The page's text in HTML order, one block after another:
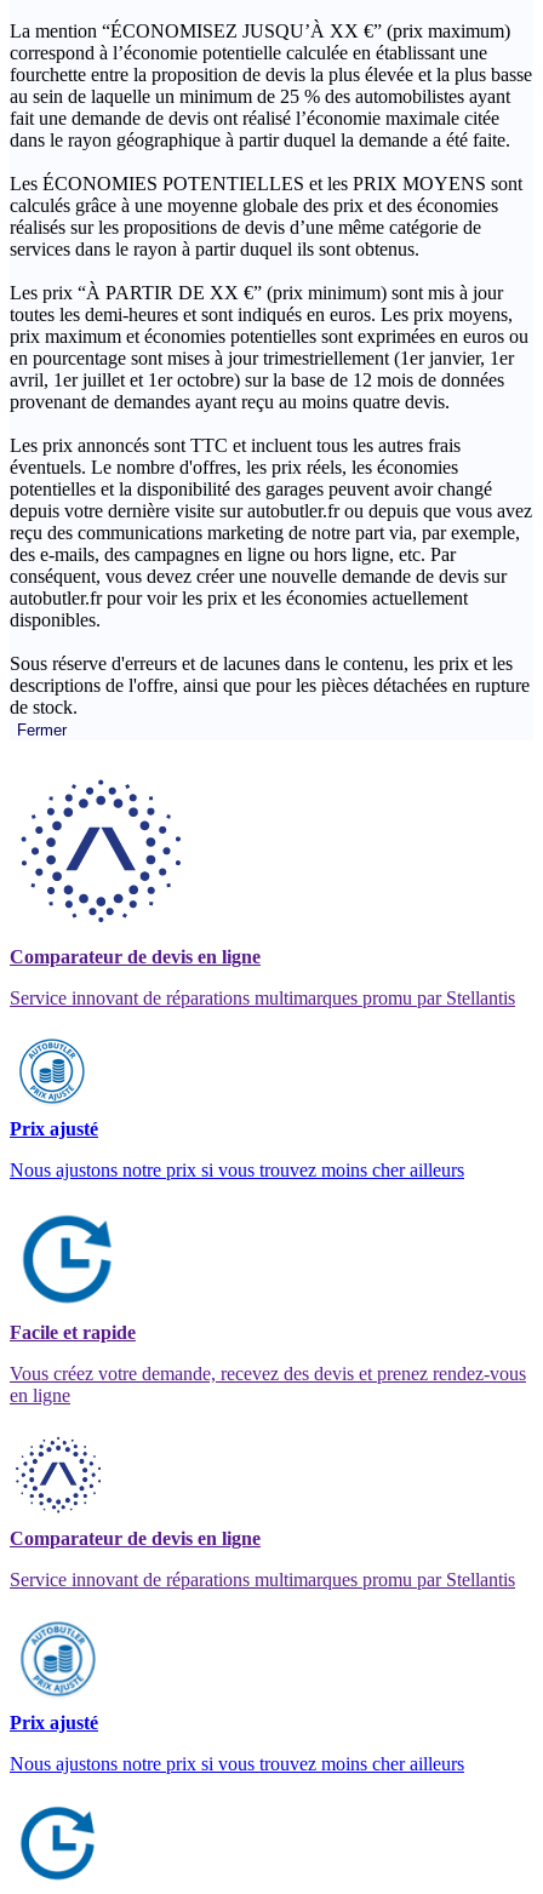
La mention “ÉCONOMISEZ JUSQU’À XX €” (prix maximum)
correspond à l’économie potentielle calculée en établissant une
fourchette entre la proposition de devis la plus élevée et la plus basse
au sein de laquelle un minimum de 25 % des automobilistes ayant
fait une demande de devis ont réalisé l’économie maximale citée
dans le rayon géographique à partir duquel la demande a été faite.
Les ÉCONOMIES POTENTIELLES et les PRIX MOYENS sont
calculés grâce à une moyenne globale des prix et des économies
réalisés sur les propositions de devis d’une même catégorie de
services dans le rayon à partir duquel ils sont obtenus.
Les prix “À PARTIR DE XX €” (prix minimum) sont mis à jour
toutes les demi-heures et sont indiqués en euros. Les prix moyens,
prix maximum et économies potentielles sont exprimées en euros ou
en pourcentage sont mises à jour trimestriellement (1er janvier, 1er
avril, 1er juillet et 1er octobre) sur la base de 12 mois de données
provenant de demandes ayant reçu au moins quatre devis.
Les prix annoncés sont TTC et incluent tous les autres frais
éventuels. Le nombre d'offres, les prix réels, les économies
potentielles et la disponibilité des garages peuvent avoir changé
depuis votre dernière visite sur autobutler.fr ou depuis que vous avez
reçu des communications marketing de notre part via, par exemple,
des e-mails, des campagnes en ligne ou hors ligne, etc. Par
conséquent, vous devez créer une nouvelle demande de devis sur
autobutler.fr pour voir les prix et les économies actuellement
disponibles.
Sous réserve d'erreurs et de lacunes dans le contenu, les prix et les
descriptions de l'offre, ainsi que pour les pièces détachées en rupture
de stock.
Fermer
Comparateur de devis en ligne
Service innovant de réparations multimarques promu par Stellantis
Prix ajusté
Nous ajustons notre prix si vous trouvez moins cher ailleurs
Facile et rapide
Vous créez votre demande, recevez des devis et prenez rendez-vous
en ligne
Comparateur de devis en ligne
Service innovant de réparations multimarques promu par Stellantis
Prix ajusté
Nous ajustons notre prix si vous trouvez moins cher ailleurs